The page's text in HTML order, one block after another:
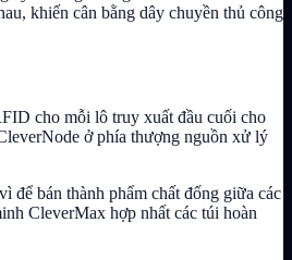
khiến cân bằng dây chuyền thủ công
cho mỗi lô truy xuất đầu cuối cho
ở phía thượng nguồn xử lý
để bán thành phẩm chất đống giữa các
CleverMax hợp nhất các túi hoàn